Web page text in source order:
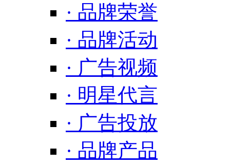
· 品牌荣誉
· 品牌活动
· 广告视频
· 明星代言
· 广告投放
· 品牌产品